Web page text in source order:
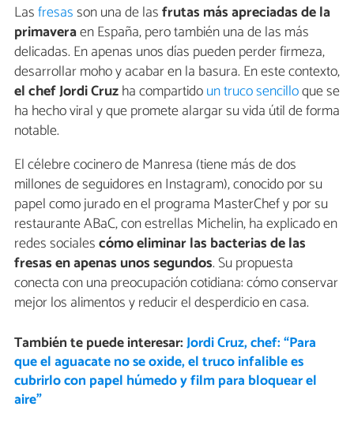
Lasfresasson una de lasfrutas más apreciadas de la
primaveraen España, pero también una de las más
delicadas. En apenas unos días pueden perder firmeza,
desarrollar moho y acabar en la basura. En este contexto,
el chef Jordi Cruzha compartidoun truco sencilloque se
ha hecho viral y que promete alargar su vida útil de forma
notable.
El célebre cocinero de Manresa (tiene más de dos
millones de seguidores en Instagram), conocido por su
papel como jurado en el programa MasterChef y por su
restaurante ABaC, con estrellas Michelin, ha explicado en
redes socialescómo eliminar las bacterias de las
fresas en apenas unos segundos. Su propuesta
conecta con una preocupación cotidiana: cómo conservar
mejor los alimentos y reducir el desperdicio en casa.
También te puede interesar:Jordi Cruz, chef: “Para
que el aguacate no se oxide, el truco infalible es
cubrirlo con papel húmedo y film para bloquear el
aire”